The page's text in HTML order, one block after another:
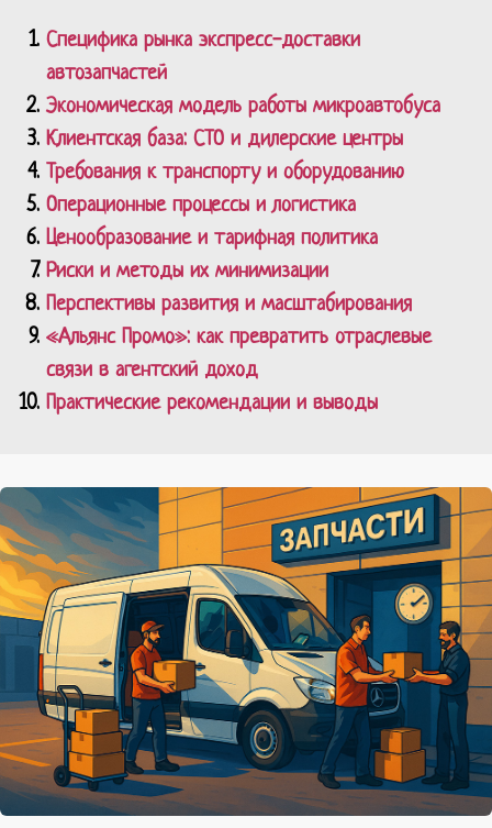
Специфика рынка экспресс-доставки
автозапчастей
Экономическая модель работы микроавтобуса
Клиентская база: СТО и дилерские центры
Требования к транспорту и оборудованию
Операционные процессы и логистика
Ценообразование и тарифная политика
Риски и методы их минимизации
Перспективы развития и масштабирования
«Альянс Промо»: как превратить отраслевые
связи в агентский доход
Практические рекомендации и выводы